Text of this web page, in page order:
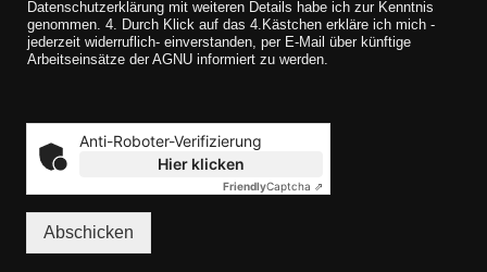
Datenschutzerklärung mit weiteren Details habe ich zur Kenntnis
genommen. 4. Durch Klick auf das 4.Kästchen erkläre ich mich -
jederzeit widerruflich- einverstanden, per E-Mail über künftige
Arbeitseinsätze der AGNU informiert zu werden.
Anti-Roboter-Verifizierung
Hier klicken
FriendlyCaptcha ⇗
Abschicken